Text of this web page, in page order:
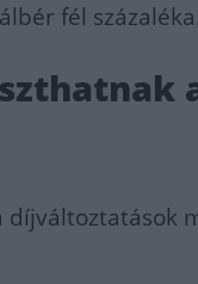
fél
díjváltoztatások